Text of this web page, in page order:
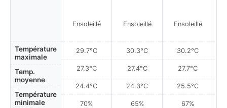
Température
maximale
Temp.
moyenne
Température
minimale
Ensoleillé
29.7°C
27.3°C
24.4°C
70%
Ensoleillé
30.3°C
27.4°C
24.3°C
65%
Ensoleillé
30.2°C
27.7°C
25.5°C
67%